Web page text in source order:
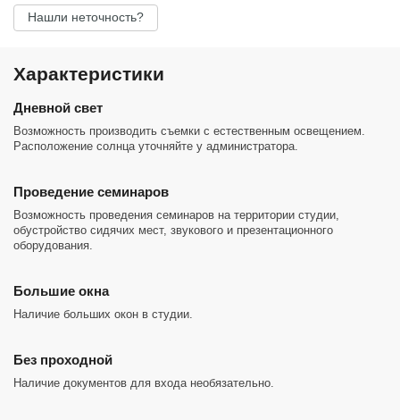
Нашли неточность?
Характеристики
Дневной свет
Возможность производить съемки с естественным освещением.
Расположение солнца уточняйте у администратора.
Проведение семинаров
Возможность проведения семинаров на территории студии,
обустройство сидячих мест, звукового и презентационного
оборудования.
Большие окна
Наличие больших окон в студии.
Без проходной
Наличие документов для входа необязательно.